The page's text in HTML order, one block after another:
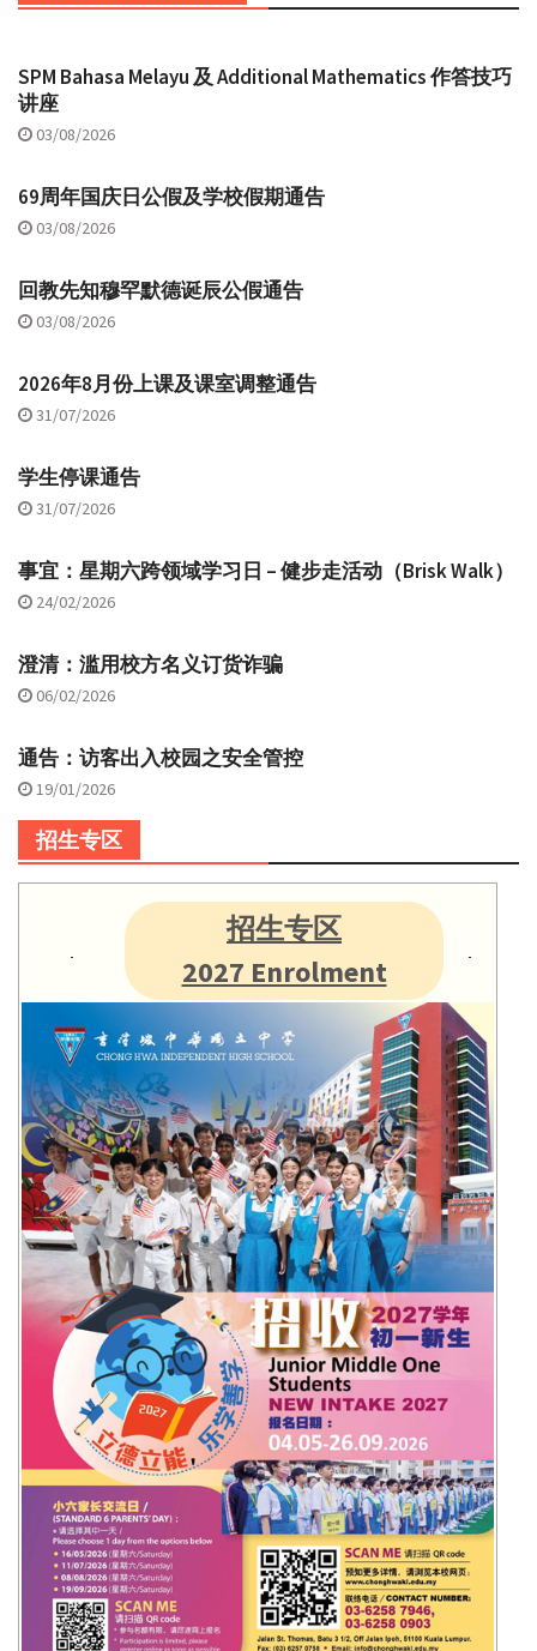
SPM Bahasa Melayu 及 Additional Mathematics 作答技巧
讲座
03/08/2026
69周年国庆日公假及学校假期通告
03/08/2026
回教先知穆罕默德诞辰公假通告
03/08/2026
2026年8月份上课及课室调整通告
31/07/2026
学生停课通告
31/07/2026
事宜：星期六跨领域学习日 – 健步走活动（Brisk Walk）
24/02/2026
澄清：滥用校方名义订货诈骗
06/02/2026
通告：访客出入校园之安全管控
19/01/2026
招生专区
招生专区
2027 Enrolment